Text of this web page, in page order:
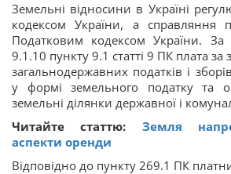
Земельні відносини в Україні
кодексом України, а справляння
Податковим кодексом України. За
9.1.10 пункту 9.1 статті 9 ПК плата
загальнодержавних податків і
у формі земельного податку та
земельні ділянки державної і
Читайте статтю: Земля
аспекти оренди
Відповідно до пункту 269.1 ПК